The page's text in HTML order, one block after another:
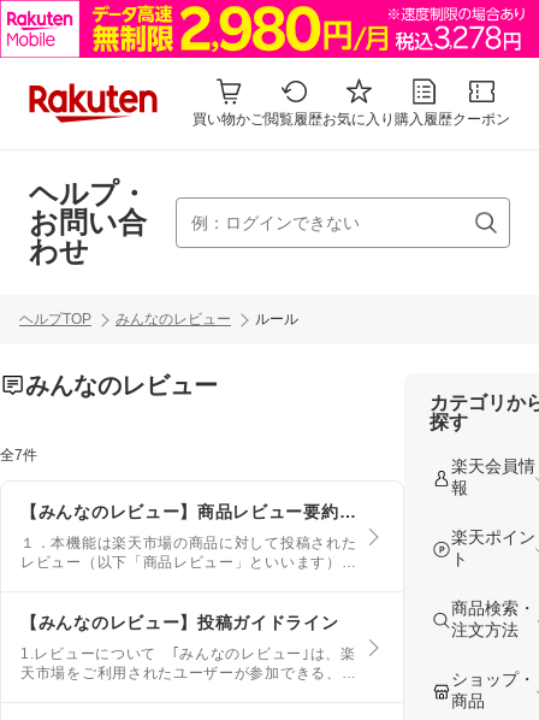
買い物かご閲覧履歴お気に入り 購入履歴クーポン
ヘルプ・
お問い合
わせ
ヘルプTOP みんなのレビュー ルール
みんなのレビュー
全7件
【みんなのレビュー】商品レビュー要約の利用規約
１．本機能は楽天市場の商品に対して投稿された
レビュー（以下「商品レビュー」といいます）を
いいます）としたものです。
【みんなのレビュー】投稿ガイドライン
1.レビューについて ｢みんなのレビュー｣は、楽
天市場をご利用されたユーザーが参加できる、商
カテゴリか
探す
楽天会員情
報
楽天ポイン
ト
商品検索・
注文方法
ショップ・
商品